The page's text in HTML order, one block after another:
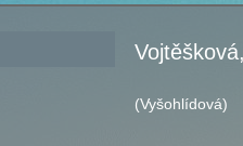
(Vyšohlídová)